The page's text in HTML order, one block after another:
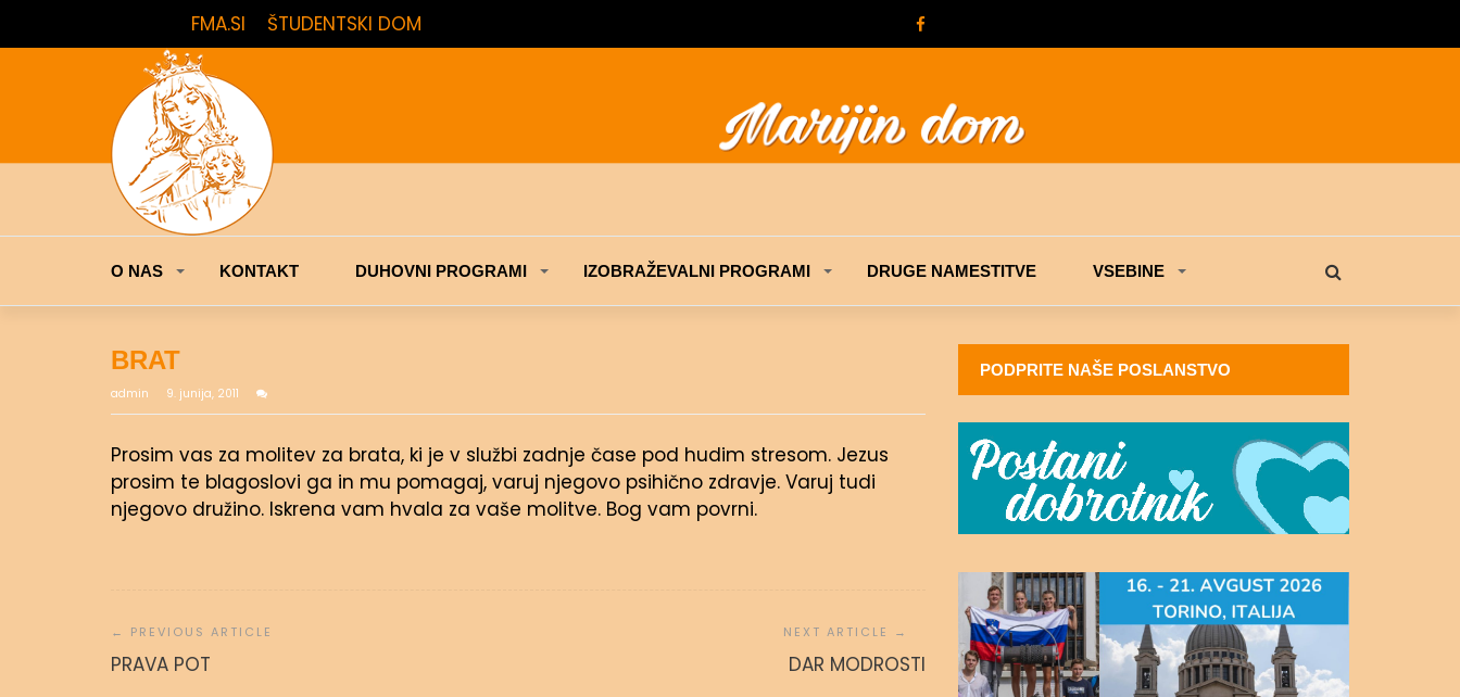
FMA.SI ŠTUDENTSKI DOM
O NAS KONTAKT DUHOVNI PROGRAMI IZOBRAŽEVALNI PROGRAMI DRUGE NAMESTITVE VSEBINE
BRAT
admin 9. junija, 2011
Prosim vas za molitev za brata, ki je v službi zadnje čase pod hudim stresom. Jezus
prosim te blagoslovi ga in mu pomagaj, varuj njegovo psihično zdravje. Varuj tudi
njegovo družino. Iskrena vam hvala za vaše molitve. Bog vam povrni.
prispevka
PRAVA POT DAR MODROSTI
15. novembra, 2016
PODPRITE NAŠE POSLANSTVO